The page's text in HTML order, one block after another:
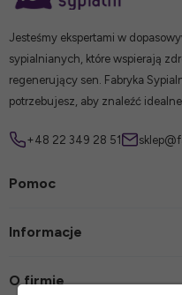
Jesteśmy ekspertami w
sypialnianych, które wspierają
regenerujący sen. Fabryka
potrzebujesz, aby znaleźć
+48 22 349 28 51
Pomoc
Informacje
O firmie